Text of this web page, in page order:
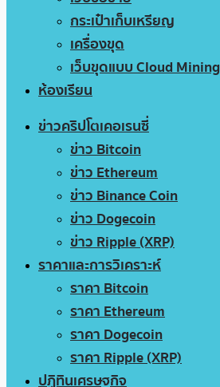
กระเป๋าเก็บเหรียญ
เครื่องขุด
เว็บขุดแบบ Cloud Mining
ห้องเรียน
ข่าวคริปโตเคอเรนซี่
ข่าว Bitcoin
ข่าว Ethereum
ข่าว Binance Coin
ข่าว Dogecoin
ข่าว Ripple (XRP)
ราคาและการวิเคราะห์
ราคา Bitcoin
ราคา Ethereum
ราคา Dogecoin
ราคา Ripple (XRP)
ปฏิทินเศรษฐกิจ